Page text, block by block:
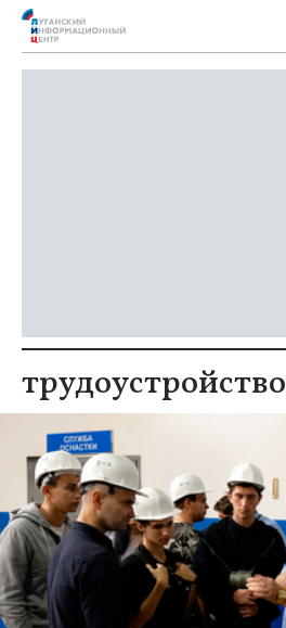
трудоустройство